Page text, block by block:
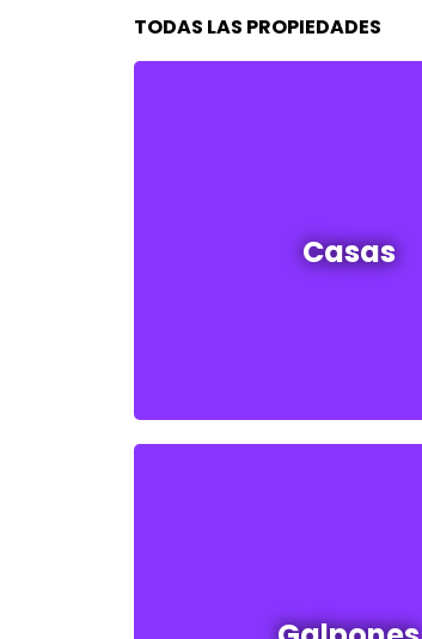
TODAS LAS PROPIEDADES
Casas